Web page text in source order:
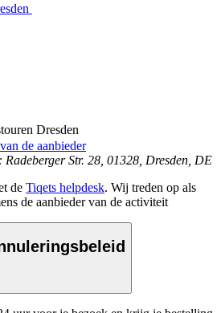
Dresden
de aanbieder
Radeberger Str. 28, 01328, Dresden, DE
de Tiqets helpdesk. Wij treden op als
de aanbieder van de activiteit